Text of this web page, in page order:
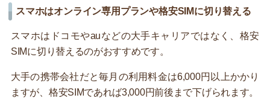
スマホはオンライン専用プランや格安SIMに切り替える
スマホはドコモやauなどの大手キャリアではなく、格安
SIMに切り替えるのがおすすめです。
大手の携帯会社だと毎月の利用料金は6,000円以上かかり
ますが、格安SIMであれば3,000円前後まで下げられます。